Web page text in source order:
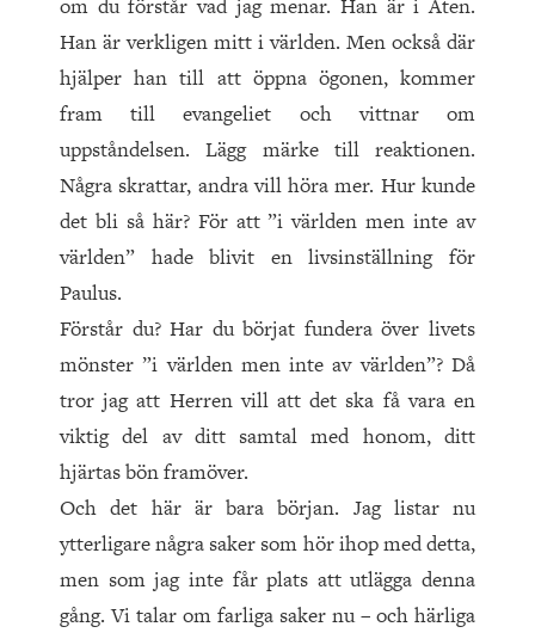
om du förstår vad jag menar. Han är i Aten.
Han är verkligen mitt i världen. Men också där
hjälper han till att öppna ögonen, kommer
fram till evangeliet och vittnar om
uppståndelsen. Lägg märke till reaktionen.
Några skrattar, andra vill höra mer. Hur kunde
det bli så här? För att ”i världen men inte av
världen” hade blivit en livsinställning för
Paulus.
Förstår du? Har du börjat fundera över livets
mönster ”i världen men inte av världen”? Då
tror jag att Herren vill att det ska få vara en
viktig del av ditt samtal med honom, ditt
hjärtas bön framöver.
Och det här är bara början. Jag listar nu
ytterligare några saker som hör ihop med detta,
men som jag inte får plats att utlägga denna
gång. Vi talar om farliga saker nu – och härliga